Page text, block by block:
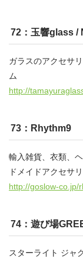
72：玉響glass /
ガラスのアクセサ
ム
http://
73：Rhythm9
輸入雑貨、衣類、
ドメイドアクセサ
http://goslow-co.jp/
74：遊び場
スターライト ジャ